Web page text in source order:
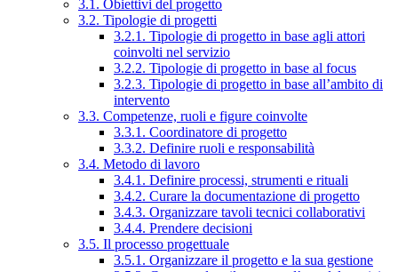
3.1. Obiettivi del progetto
3.2. Tipologie di progetti
3.2.1. Tipologie di progetto in base agli attori
coinvolti nel servizio
3.2.2. Tipologie di progetto in base al focus
3.2.3. Tipologie di progetto in base all’ambito di
intervento
3.3. Competenze, ruoli e figure coinvolte
3.3.1. Coordinatore di progetto
3.3.2. Definire ruoli e responsabilità
3.4. Metodo di lavoro
3.4.1. Definire processi, strumenti e rituali
3.4.2. Curare la documentazione di progetto
3.4.3. Organizzare tavoli tecnici collaborativi
3.4.4. Prendere decisioni
3.5. Il processo progettuale
3.5.1. Organizzare il progetto e la sua gestione